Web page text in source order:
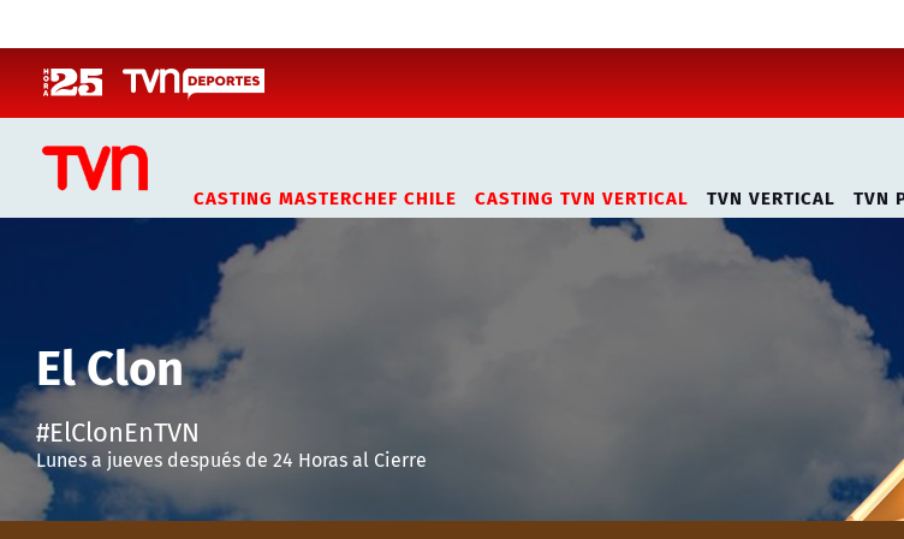
CASTING MASTERCHEF CHILE CASTING TVN VERTICAL TVN VERTICAL TVN
El Clon
#ElClonEnTVN
Lunes a jueves después de 24 Horas al Cierre